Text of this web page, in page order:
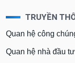
TRUYỀN
Quan hệ công
Quan hệ nhà đầu